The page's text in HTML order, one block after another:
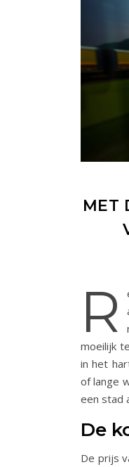
MET
R
moeilijk
in het
of lange
een stad
De
De prijs